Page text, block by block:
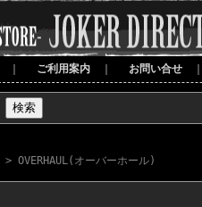
ご利用案内 お問い合せ
> OVERHAUL(オーバーホール)